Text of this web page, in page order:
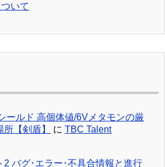
いて
ールド 高個体値/6Vメタモンの厳
【剣盾】
に TBC Talent
2 バグ･エラー･不具合情報と進行